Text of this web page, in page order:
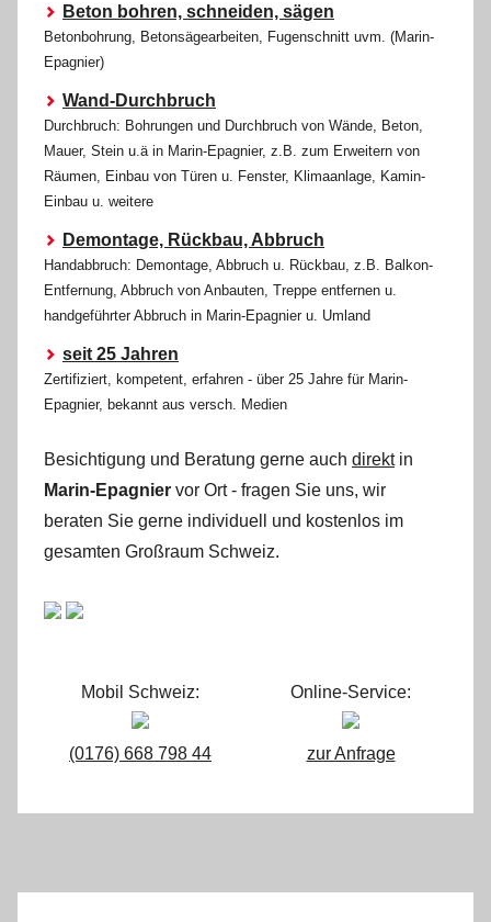
Beton bohren, schneiden, sägen
Betonbohrung, Betonsägearbeiten, Fugenschnitt uvm. (Marin-
Epagnier)
Wand-Durchbruch
Durchbruch: Bohrungen und Durchbruch von Wände, Beton,
Mauer, Stein u.ä in Marin-Epagnier, z.B. zum Erweitern von
Räumen, Einbau von Türen u. Fenster, Klimaanlage, Kamin-
Einbau u. weitere
Demontage, Rückbau, Abbruch
Handabbruch: Demontage, Abbruch u. Rückbau, z.B. Balkon-
Entfernung, Abbruch von Anbauten, Treppe entfernen u.
handgeführter Abbruch in Marin-Epagnier u. Umland
seit 25 Jahren
Zertifiziert, kompetent, erfahren - über 25 Jahre für Marin-
Epagnier, bekannt aus versch. Medien
Besichtigung und Beratung gerne auch direktin
Marin-Epagnier vor Ort - fragen Sie uns, wir
beraten Sie gerne individuell und kostenlos im
gesamten Großraum Schweiz.
Mobil Schweiz:
(0176) 668 798 44
Online-Service:
zur Anfrage